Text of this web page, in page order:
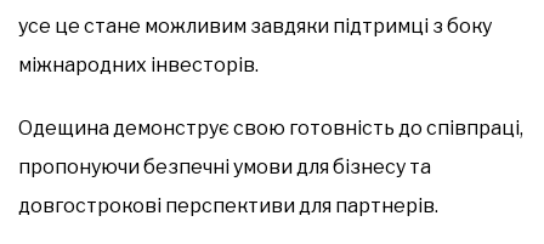
усе це стане можливим завдяки підтримці з боку
міжнародних інвесторів.
Одещина демонструє свою готовність до співпраці,
пропонуючи безпечні умови для бізнесу та
довгострокові перспективи для партнерів.